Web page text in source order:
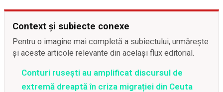
Context și subiecte conexe
Pentru o imagine mai completă a subiectului, urmărește
și aceste articole relevante din același flux editorial.
Conturi rusești au amplificat discursul de
extremă dreaptă în criza migrației din Ceuta